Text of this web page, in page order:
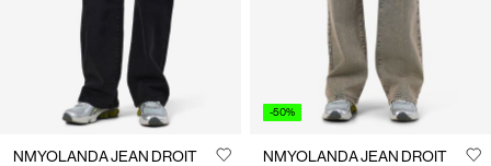
NMYOLANDA JEAN DROIT
-50%
NMYOLANDA JEAN DROIT